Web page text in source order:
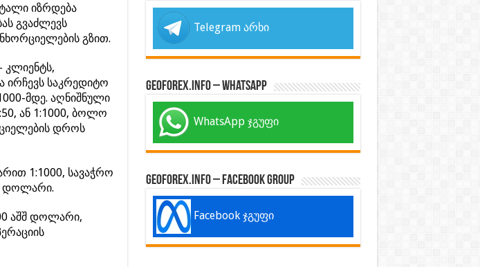
იზრდება
გვაძლევს
გზით.
კლიენტს,
ირჩევს საკრედიტო
მდე. აღნიშნული
ან 1:1000, ბოლო
დროს
1:1000, სავაჭრო
დოლარი.
აშშ დოლარი,
Telegram არხი
GeoForex.info – WhatsApp
WhatsApp ჯგუფი
GeoForex.info – Facebook Group
Facebook ჯგუფი